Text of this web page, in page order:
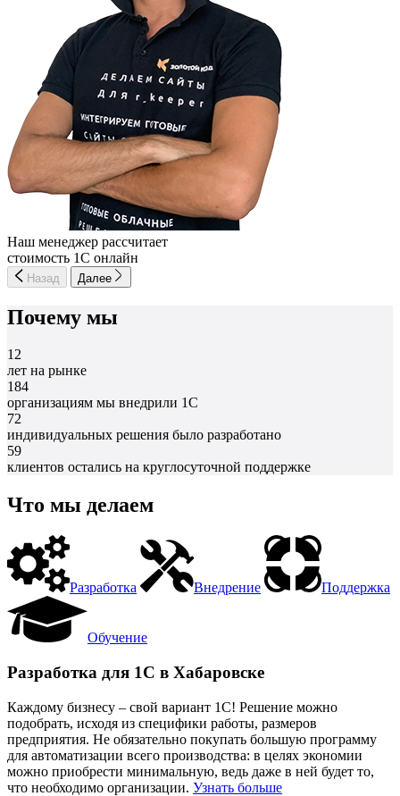
Наш менеджер рассчитает
стоимость 1С онлайн
Назад Далее
Почему мы
12
лет на рынке
184
организациям мы внедрили 1С
72
индивидуальных решения было разработано
59
клиентов остались на круглосуточной поддержке
Что мы делаем
Разработка Внедрение Поддержка
Обучение
Разработка для 1С в Хабаровске
Каждому бизнесу – свой вариант 1С! Решение можно
подобрать, исходя из специфики работы, размеров
предприятия. Не обязательно покупать большую программу
для автоматизации всего производства: в целях экономии
можно приобрести минимальную, ведь даже в ней будет то,
что необходимо организации. Узнать больше